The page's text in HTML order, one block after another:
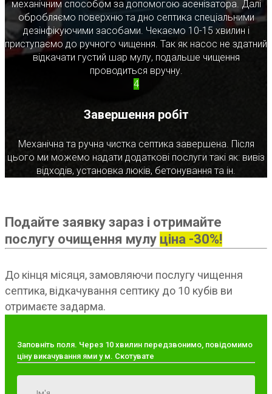
механічним способом за допомогою асенізатора. Далі
обробляємо поверхню та дно септика спеціальними
дезінфікуючими засобами. Чекаємо 10-15 хвилин і
приступаємо до ручного чищення. Так як насос не здатний
відкачати густий шар мулу, подальше чищення
проводиться вручну.
4
Завершення робіт
Механічна та ручна чистка септика завершена. Після
цього ми можемо надати додаткові послуги такі як: вивіз
відходів, установка люків, бетонування та ін.
Подайте заявку зараз і отримайте
послугу очищення мулу ціна -30%!
До кінця місяця, замовляючи послугу чищення
септика, відкачування септику до 10 кубів ви
отримаєте задарма.
Заповніть поля. Через 10 хвилин передзвонимо, повідомимо
ціну викачування ями у м. Скотувате